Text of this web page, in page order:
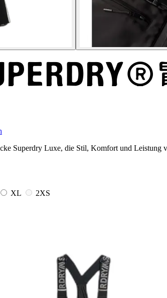
Superdry Luxe, die Stil, Komfort und Leistung
XL
2XS